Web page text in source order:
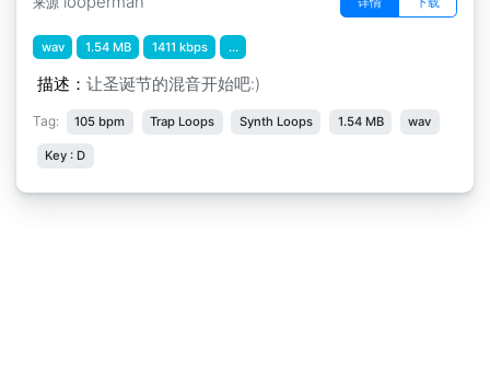
wav 1.54 MB 1411 kbps ...
描述： 让圣诞节的混音开始吧:)
Tag: 105 bpm Trap Loops Synth Loops 1.54 MB wav
Key : D